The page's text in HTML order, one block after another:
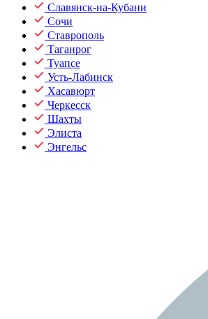
Славянск-на-Кубани
Сочи
Ставрополь
Таганрог
Туапсе
Усть-Лабинск
Хасавюрт
Черкесск
Шахты
Элиста
Энгельс